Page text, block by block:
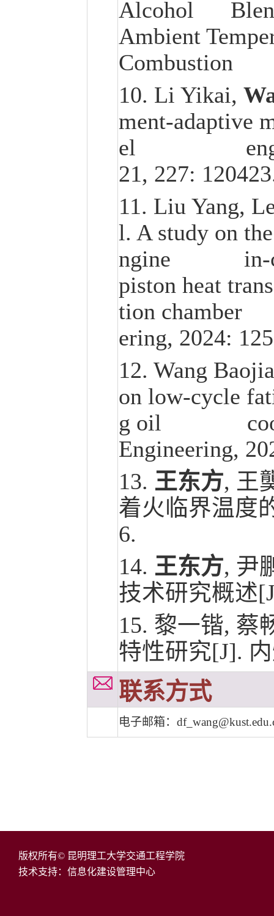
Alcohol
Ambient
Combustion
10. Li Yikai,
ment-adaptive
el engines
21, 227:
11. Liu Yang,
l. A study on
ngine in-
piston heat
tion chamber
ering, 2024:
12. Wang
on low-cycle
g oil cooling
Engineering,
13. 王东方, 王
着火临界温度
6.
14. 王东方, 尹
技术研究概述
15. 黎一锴, 蔡
特性研究[J].
联系方式
电子邮箱：
版权所有© 昆明理工大学交通工程学院
技术支持：信息化建设管理中心